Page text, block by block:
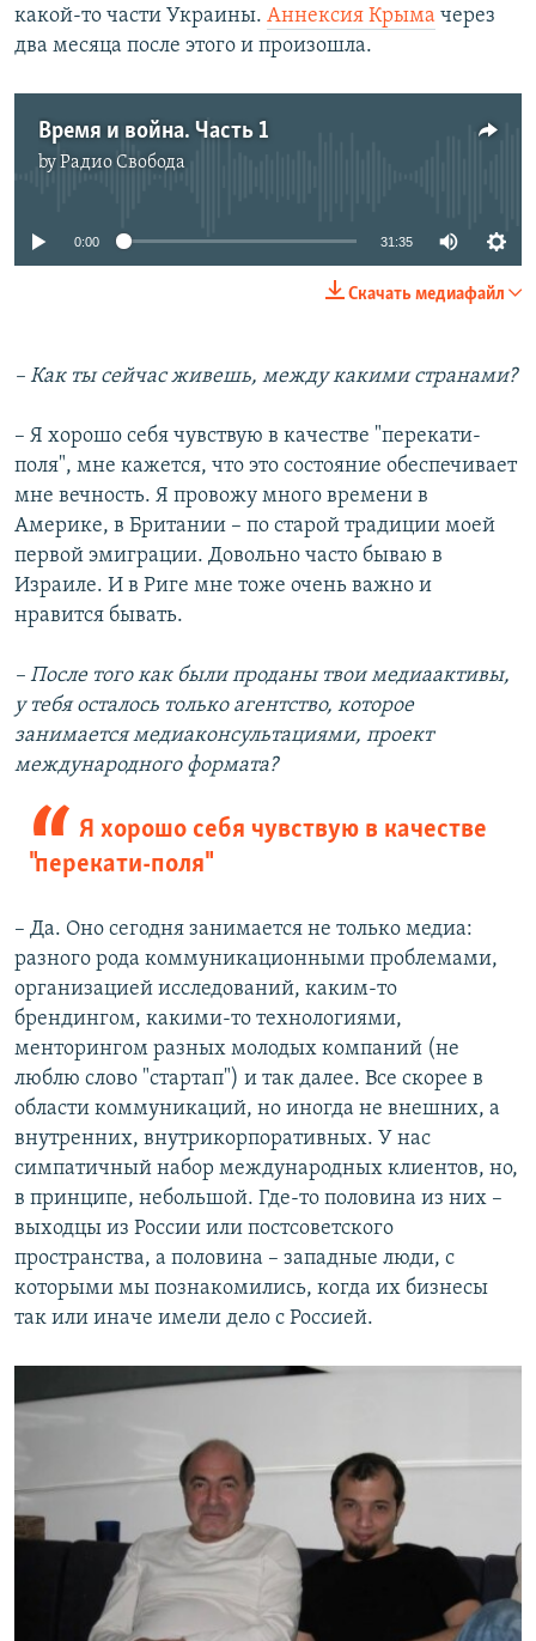
какой-то части Украины. Аннексия Крыма через
два месяца после этого и произошла.
Время и война. Часть 1
byРадио Свобода
No media source currently available
0:00 31:35
Скачать медиафайл
– Как ты сейчас живешь, между какими странами?
– Я хорошо себя чувствую в качестве "перекати-
поля", мне кажется, что это состояние обеспечивает
мне вечность. Я провожу много времени в
Америке, в Британии – по старой традиции моей
первой эмиграции. Довольно часто бываю в
Израиле. И в Риге мне тоже очень важно и
нравится бывать.
– После того как были проданы твои медиаактивы,
у тебя осталось только агентство, которое
занимается медиаконсультациями, проект
международного формата?
Я хорошо себя чувствую в качестве
"перекати-поля"
– Да. Оно сегодня занимается не только медиа:
разного рода коммуникационными проблемами,
организацией исследований, каким-то
брендингом, какими-то технологиями,
менторингом разных молодых компаний (не
люблю слово "стартап") и так далее. Все скорее в
области коммуникаций, но иногда не внешних, а
внутренних, внутрикорпоративных. У нас
симпатичный набор международных клиентов, но,
в принципе, небольшой. Где-то половина из них –
выходцы из России или постсоветского
пространства, а половина – западные люди, с
которыми мы познакомились, когда их бизнесы
так или иначе имели дело с Россией.